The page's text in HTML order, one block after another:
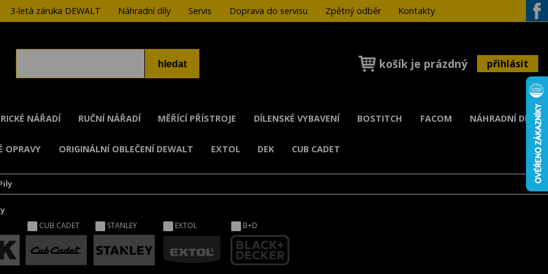
3-letá záruka DEWALT Náhradní díly Servis Doprava do servisu Zpětný odběr
Kontakty
košík je prázdný přihlásit
NÁŘADÍ RUČNÍ NÁŘADÍ MĚŘÍCÍ PŘÍSTROJE DÍLENSKÉ VYBAVENÍ BOSTITCH FACOM NÁHRADNÍ DÍLY
OPRAVY ORIGINÁLNÍ OBLEČENÍ DEWALT EXTOL DEK CUB CADET
CUB CADET STANLEY EXTOL B+D